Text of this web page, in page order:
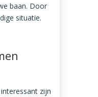
baan. Door
situatie.
zijn